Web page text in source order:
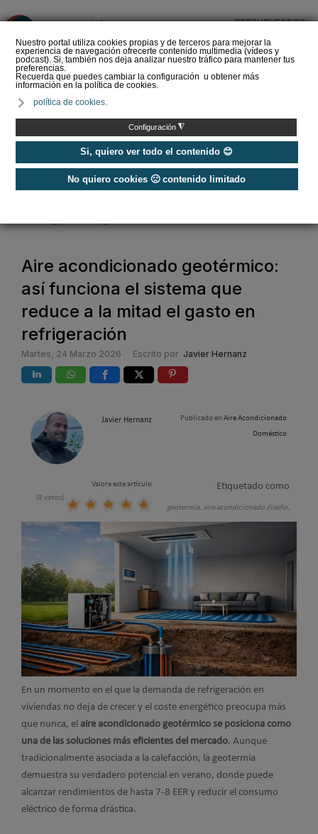
Nuestro portal utiliza cookies propias y de terceros para mejorar la
experiencia de navegación ofrecerte contenido multimedia (vídeos y
podcast). Si, también nos deja analizar nuestro tráfico para mantener tus
preferencias.
Recuerda que puedes cambiar la configuración u obtener más
información en la política de cookies.
política de cookies.
Configuración ◮
Si, quiero ver todo el contenido 😊
No quiero cookies 🙁 contenido limitado
PRESUPUESTOS
acondicionado de forma
sencilla en 2026
Aire Acondicionado / Aire Acondicionado Doméstico
Aire acondicionado geotérmico:
así funciona el sistema que
reduce a la mitad el gasto en
refrigeración
Martes, 24 Marzo 2026 Escrito por Javier Hernanz
Javier Hernanz Publicado en Aire Acondicionado
Doméstico
Valora este artículo
(8 votos)
Etiquetado como
geotermia, aire acondicionado diseño,
En un momento en el que la demanda de refrigeración en
viviendas no deja de crecer y el coste energético preocupa más
que nunca, el aire acondicionado geotérmico se posiciona como
una de las soluciones más eficientes del mercado. Aunque
tradicionalmente asociada a la calefacción, la geotermia
demuestra su verdadero potencial en verano, donde puede
alcanzar rendimientos de hasta 7-8 EER y reducir el consumo
eléctrico de forma drástica.